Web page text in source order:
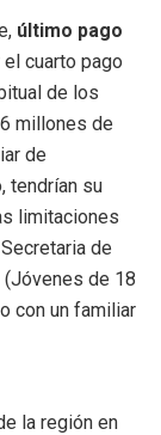
último pago
cuarto pago
de los
millones de
de
tendrían su
limitaciones
de
(Jóvenes de 18
con un familiar
la región en